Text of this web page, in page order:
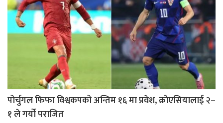
पोर्चुगल फिफा विश्वकपको अन्तिम १६ मा प्रवेश, क्रोएसियालाई २–
१ ले गर्यो पराजित